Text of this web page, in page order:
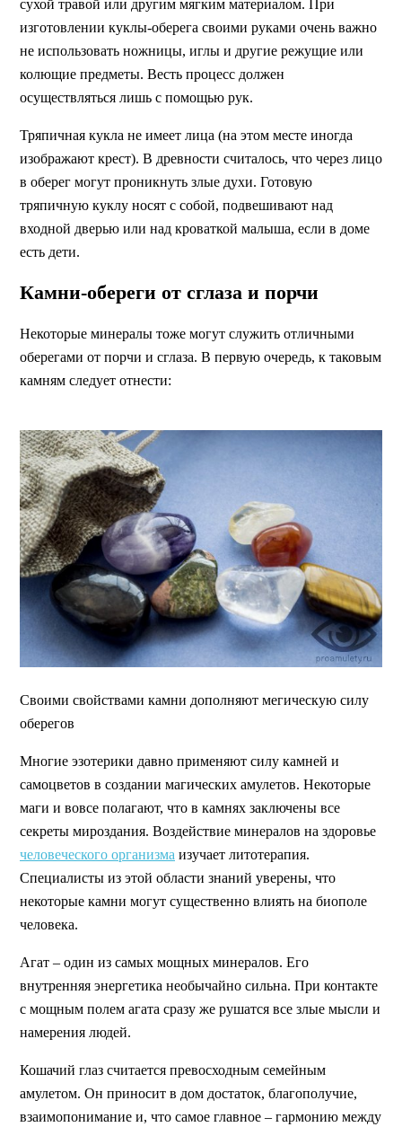
сухой травой или другим мягким материалом. При
изготовлении куклы-оберега своими руками очень важно
не использовать ножницы, иглы и другие режущие или
колющие предметы. Весть процесс должен
осуществляться лишь с помощью рук.
Тряпичная кукла не имеет лица (на этом месте иногда
изображают крест). В древности считалось, что через лицо
в оберег могут проникнуть злые духи. Готовую
тряпичную куклу носят с собой, подвешивают над
входной дверью или над кроваткой малыша, если в доме
есть дети.
Камни-обереги от сглаза и порчи
Некоторые минералы тоже могут служить отличными
оберегами от порчи и сглаза. В первую очередь, к таковым
камням следует отнести:
Своими свойствами камни дополняют мегическую силу
оберегов
Многие эзотерики давно применяют силу камней и
самоцветов в создании магических амулетов. Некоторые
маги и вовсе полагают, что в камнях заключены все
секреты мироздания. Воздействие минералов на здоровье
человеческого организма изучает литотерапия.
Специалисты из этой области знаний уверены, что
некоторые камни могут существенно влиять на биополе
человека.
Агат – один из самых мощных минералов. Его
внутренняя энергетика необычайно сильна. При контакте
с мощным полем агата сразу же рушатся все злые мысли и
намерения людей.
Кошачий глаз считается превосходным семейным
амулетом. Он приносит в дом достаток, благополучие,
взаимопонимание и, что самое главное – гармонию между